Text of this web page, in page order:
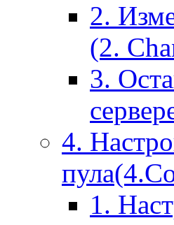
2.
(2.
3.
4.
1.